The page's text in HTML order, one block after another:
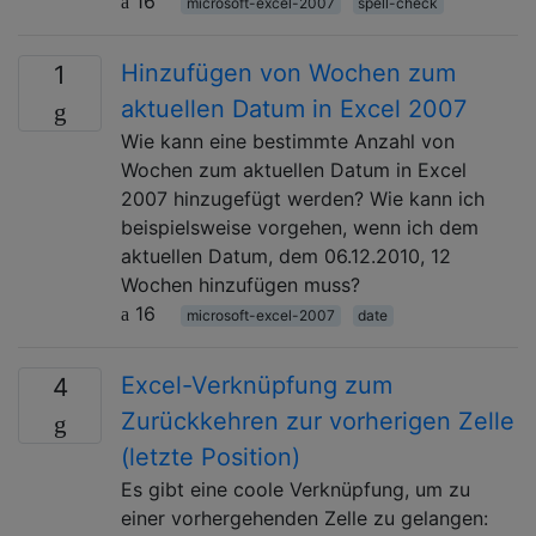
1
Hinzufügen von Wochen zum
aktuellen Datum in Excel 2007
Wie kann eine bestimmte Anzahl von
Wochen zum aktuellen Datum in Excel
2007 hinzugefügt werden? Wie kann ich
beispielsweise vorgehen, wenn ich dem
aktuellen Datum, dem 06.12.2010, 12
Wochen hinzufügen muss?
16
microsoft-excel-2007 date
4
Excel-Verknüpfung zum
Zurückkehren zur vorherigen Zelle
(letzte Position)
Es gibt eine coole Verknüpfung, um zu
einer vorhergehenden Zelle zu gelangen: